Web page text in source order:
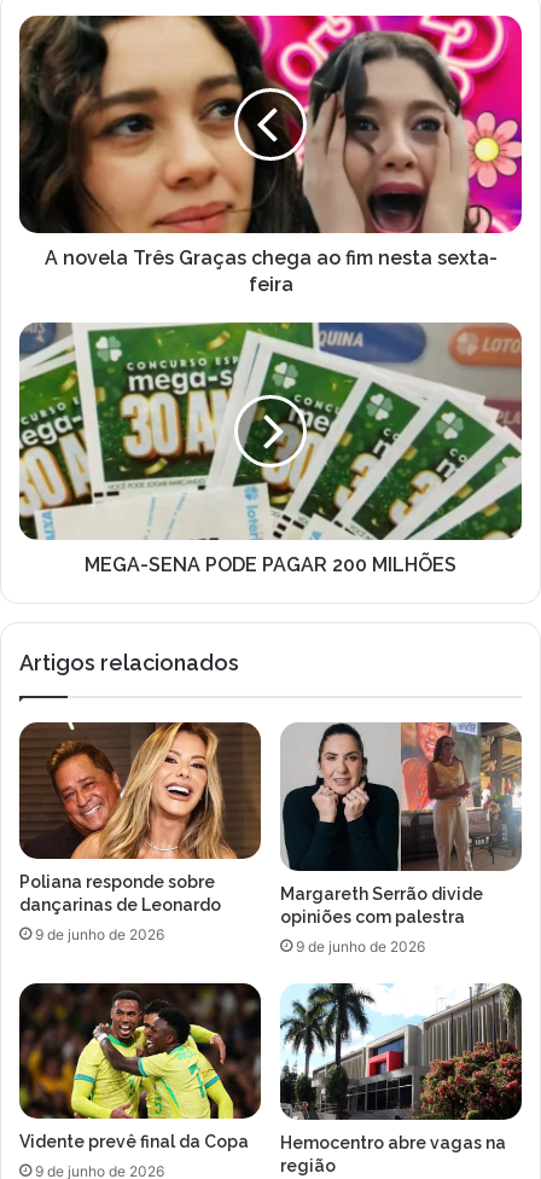
A
novela
Três
Graças
chega
ao
nesta
sexta-
feiraA novela Três Graças chega ao fim nesta sexta-
feira
MEGA-
SENA
PODE
PAGAR
200
MILHÕES
MEGA-SENA PODE PAGAR 200 MILHÕES
Artigos relacionados
Poliana responde sobre
dançarinas de Leonardo
9 de junho de 2026
Margareth Serrão divide
opiniões com palestra
9 de junho de 2026
Vidente prevê final da Copa
9 de junho de 2026
Hemocentro abre vagas na
região